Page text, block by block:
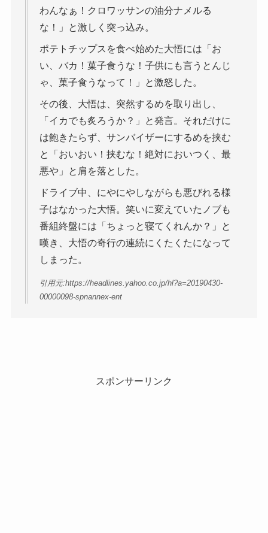
わんなぁ！クロワッサンの油分ナメルる
な！」と激しく突っ込み。
ポテトチップスを食べ始めた大悟には「お
い、バカ！菓子食うな！子供にも言うとんじ
ゃ、菓子食うなって！」と激怒した。
その後、大悟は、突然するめを取り出し、
「イカでも炙ろうか？」と発言。それだけに
は飽きたらず、サンバイザーにするめを挟む
と「おいおい！挟むな！絶対においつく、最
悪や」と肩を落とした。
ドライブ中、にやにやしながらも悪びれる様
子はなかった大悟。笑いに変えていたノブも
番組終盤には「ちょっと寝てくれんか？」と
嘆き、大悟の奇行の連続にくたくたになって
しまった。
引用元:https://headlines.yahoo.co.jp/hl?a=20190430-
00000098-spnannex-ent
スポンサーリンク